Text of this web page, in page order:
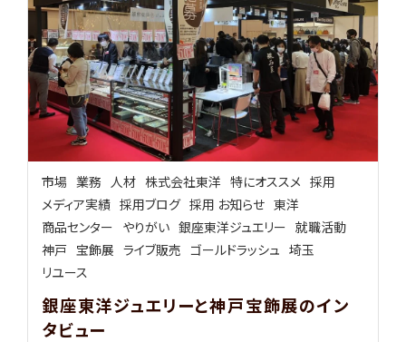
市場 業務 人材 株式会社東洋 特にオススメ 採用
メディア実績 採用ブログ 採用 お知らせ 東洋
商品センター やりがい 銀座東洋ジュエリー 就職活動
神戸 宝飾展 ライブ販売 ゴールドラッシュ 埼玉
リユース
銀座東洋ジュエリーと神戸宝飾展のイン
タビュー